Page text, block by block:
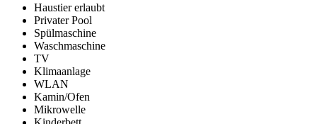
Haustier erlaubt
Privater Pool
Spülmaschine
Waschmaschine
TV
Klimaanlage
WLAN
Kamin/Ofen
Mikrowelle